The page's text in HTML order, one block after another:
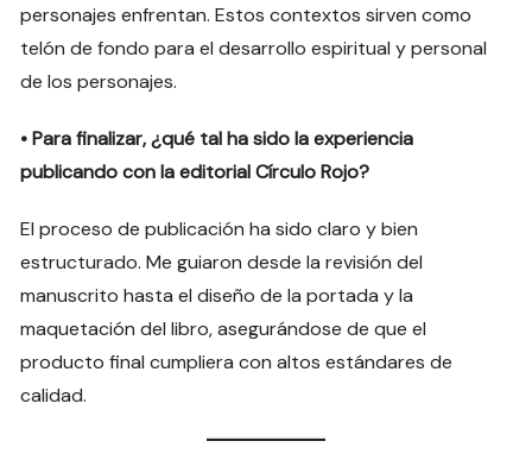
personajes enfrentan. Estos contextos sirven como
telón de fondo para el desarrollo espiritual y personal
de los personajes.
• Para finalizar, ¿qué tal ha sido la experiencia
publicando con la editorial Círculo Rojo?
El proceso de publicación ha sido claro y bien
estructurado. Me guiaron desde la revisión del
manuscrito hasta el diseño de la portada y la
maquetación del libro, asegurándose de que el
producto final cumpliera con altos estándares de
calidad.